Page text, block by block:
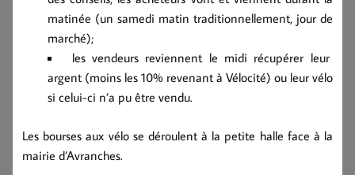
matinée (un samedi matin traditionnellement, jour de
marché);
les vendeurs reviennent le midi récupérer leur
argent (moins les 10% revenant à Vélocité) ou leur vélo
si celui-ci n’a pu être vendu.
Les bourses aux vélo se déroulent à la petite halle face à la
mairie d’Avranches.